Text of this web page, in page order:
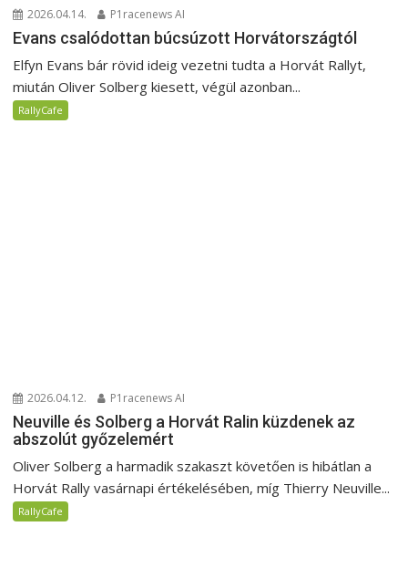
2026.04.14. P1racenews AI
Evans csalódottan búcsúzott Horvátországtól
Elfyn Evans bár rövid ideig vezetni tudta a Horvát Rallyt,
miután Oliver Solberg kiesett, végül azonban...
RallyCafe
2026.04.12. P1racenews AI
Neuville és Solberg a Horvát Ralin küzdenek az
abszolút győzelemért
Oliver Solberg a harmadik szakaszt követően is hibátlan a
Horvát Rally vasárnapi értékelésében, míg Thierry Neuville...
RallyCafe